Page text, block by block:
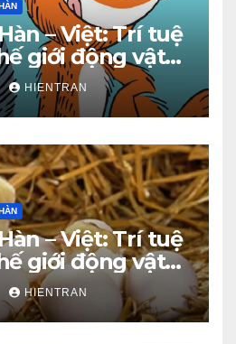
– Việt: Trí tuệ
giới động vật
HIENTRAN
– Việt: Trí tuệ
giới động vật
HIENTRAN